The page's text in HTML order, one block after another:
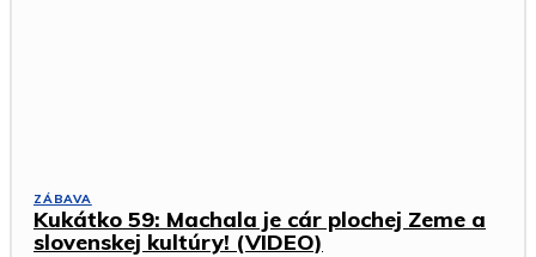
ZÁBAVA
Kukátko 59: Machala je cár plochej Zeme a
slovenskej kultúry! (VIDEO)